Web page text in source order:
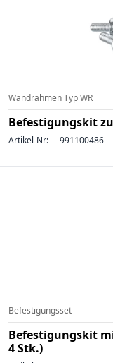
Wandrahmen Typ WR
Befestigungskit
Artikel-Nr: 991100486
Befestigungsset
Befestigungskit
4 Stk.)